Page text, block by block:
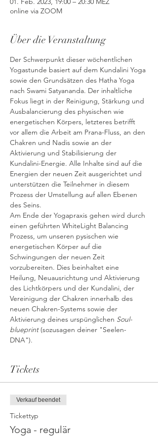
online via ZOOM
Über die Veranstaltung
Der Schwerpunkt dieser wöchentlichen
Yogastunde basiert auf dem Kundalini Yoga
sowie den Grundsätzen des Hatha Yoga
nach Swami Satyananda. Der inhaltliche
Fokus liegt in der Reinigung, Stärkung und
Ausbalancierung des physischen wie
energetischen Körpers, letzteres betrifft
vor allem die Arbeit am Prana-Fluss, an den
Chakren und Nadis sowie an der
Aktivierung und Stabilisierung der
Kundalini-Energie. Alle Inhalte sind auf die
Energien der neuen Zeit ausgerichtet und
unterstützen die Teilnehmer in diesem
Prozess der Umstellung auf allen Ebenen
des Seins.
Am Ende der Yogapraxis gehen wird durch
einen geführten WhiteLight Balancing
Prozess, um unseren pysischen wie
energetischen Körper auf die
Schwingungen der neuen Zeit
vorzubereiten. Dies beinhaltet eine
Heilung, Neuausrichtung und Aktivierung
des Lichtkörpers und der Kundalini, der
Vereinigung der Chakren innerhalb des
neuen Chakren-Systems sowie der
Aktivierung deines urspünglichen Soul-
blueprint (sozusagen deiner "Seelen-
DNA").
Tickets
Verkauf beendet
Tickettyp
Yoga - regulär